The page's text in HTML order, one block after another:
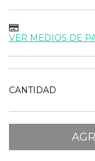
VER MEDIOS DE
CANTIDAD